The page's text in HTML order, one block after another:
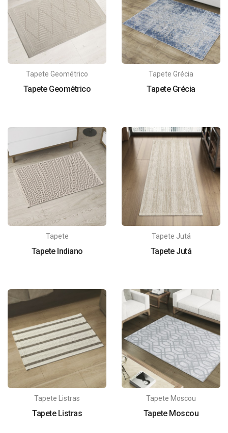
Tapete Geométrico
Tapete Geométrico
Tapete Grécia
Tapete Grécia
Tapete
Tapete Indiano
Tapete Jutá
Tapete Jutá
Tapete Listras
Tapete Listras
Tapete Moscou
Tapete Moscou